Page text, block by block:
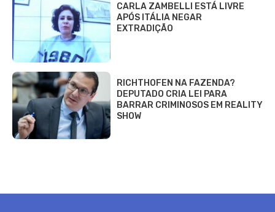
CARLA ZAMBELLI ESTÁ LIVRE
APÓS ITÁLIA NEGAR
EXTRADIÇÃO
RICHTHOFEN NA FAZENDA?
DEPUTADO CRIA LEI PARA
BARRAR CRIMINOSOS EM REALITY
SHOW